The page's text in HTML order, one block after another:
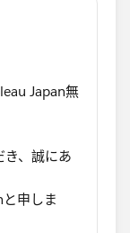
Japan無
き、誠にあ
申しま